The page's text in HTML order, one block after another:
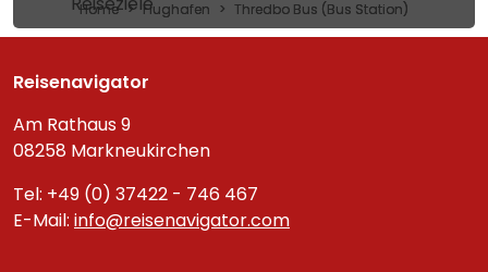
Home Flughafen Thredbo Bus (Bus Station)
Reisenavigator
Am Rathaus 9
08258 Markneukirchen
Tel: +49 (0) 37422 - 746 467
E-Mail: info@reisenavigator.com